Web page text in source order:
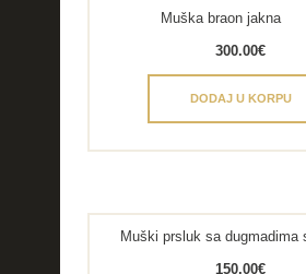
Muška braon jakna
300.00€
DODAJ U KORPU
Muški prsluk sa dugmadima
150.00€